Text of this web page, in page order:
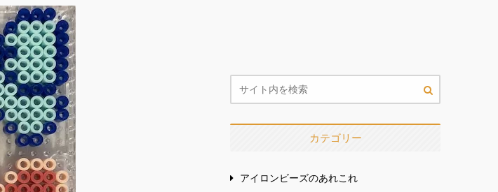
カテゴリー
アイロンビーズのあれこれ